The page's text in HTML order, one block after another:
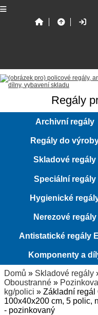
Regály
Archivní regály
Regály do
Skladové regály
Speciální regály
Hygienické
Nerezové regály
Antistatické regály
Komponenty a
Domů » Skladové regály
Oboustranné »
kg/polici » Základní regál
100x40x200 cm, 5 polic,
- pozinkovaný